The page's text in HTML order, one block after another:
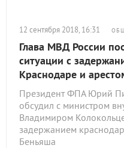
12 сентября 2018, 16:31
Глава МВД России
ситуации с
Краснодаре и
Президент ФПА Юрий
обсудил с министром
Владимиром
задержанием
Беньяша